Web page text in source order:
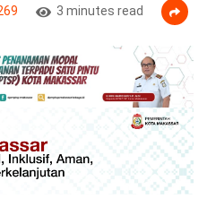
3 minutes read